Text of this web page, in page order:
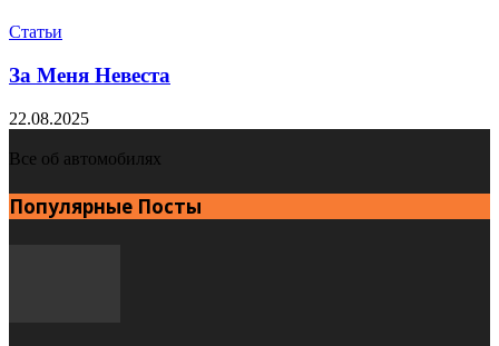
Статьи
За Меня Невеста
22.08.2025
Все об автомобилях
Популярные Посты